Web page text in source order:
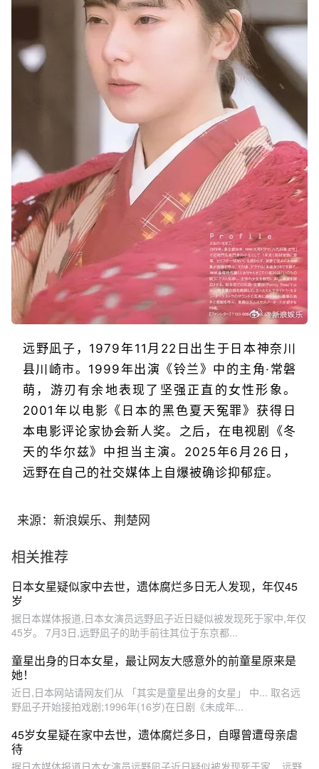
远野凪子，1979年11月22日出生于日本神奈川
县川崎市。1999年出演《铃兰》中的主角·常磐
萌，游刃有余地表现了坚强正直的女性形象。
2001年以电影《日本的黑色夏天冤罪》获得日
本电影评论家协会新人奖。之后，在电视剧《冬
天的华尔兹》中担当主演。2025年6月26日，
远野在自己的社交媒体上自爆被确诊抑郁症。
来源：新浪娱乐、荆楚网
相关推荐
日本女星疑似家中去世，遗体腐烂多日无人发现，年仅45
岁
据日本媒体报道,日本女演员远野凪子近日疑似被发现死于家中,年仅
45岁。 7月3日,远野凪子的助手前往其位于东京都...
童星出身的日本女星，最让网友大感意外的前童星原来是
她！
近日,日本网站请网友们从 「其实是童星出身的女星」 中... 取名远
野凪子开始接拍戏剧;1996年(16岁)在日剧《未成年...
45岁女星疑在家中去世，遗体腐烂多日，自曝曾遭母亲虐
待
据日本媒体报道日本女演员远野凪子近日疑似被发现死于家... 远野